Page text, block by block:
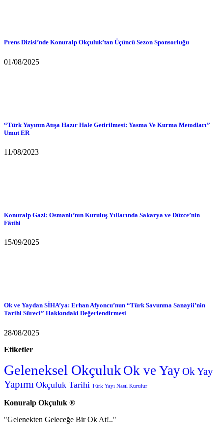
Prens Dizisi’nde Konuralp Okçuluk’tan Üçüncü Sezon Sponsorluğu
01/08/2025
“Türk Yayının Atışa Hazır Hale Getirilmesi: Yasma Ve Kurma Metodları”
Umut ER
11/08/2023
Konuralp Gazi: Osmanlı’nın Kuruluş Yıllarında Sakarya ve Düzce’nin
Fâtihi
15/09/2025
Ok ve Yaydan SİHA’ya: Erhan Afyoncu’nun “Türk Savunma Sanayii’nin
Tarihi Süreci” Hakkındaki Değerlendirmesi
28/08/2025
Etiketler
Geleneksel Okçuluk Ok ve YayOk Yay
Yapımı Okçuluk Tarihi Türk Yayı Nasıl Kurulur
Konuralp Okçuluk ®
"Gelenekten Geleceğe Bir Ok At!.."